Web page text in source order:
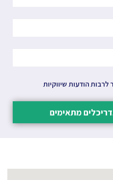
הודעות שיווקיות
מתאימים